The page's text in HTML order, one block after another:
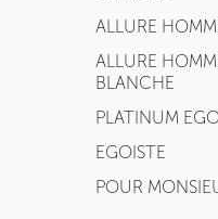
ALLURE
ALLURE
BLANCHE
PLATINUM
EGOISTE
POUR